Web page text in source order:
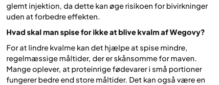
glemt injektion, da dette kan øge risikoen for bivirkninger
uden at forbedre effekten.
Hvad skal man spise for ikke at blive kvalm af Wegovy?
For at lindre kvalme kan det hjælpe at spise mindre,
regelmæssige måltider, der er skånsomme for maven.
Mange oplever, at proteinrige fødevarer i små portioner
fungerer bedre end store måltider. Det kan også være en